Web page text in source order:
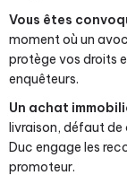
Vous êtes
moment où un
protège vos droits
enquêteurs.
Un achat
livraison, défaut
Duc engage les
promoteur.